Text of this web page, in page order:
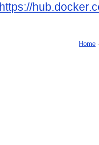
https://
Home -